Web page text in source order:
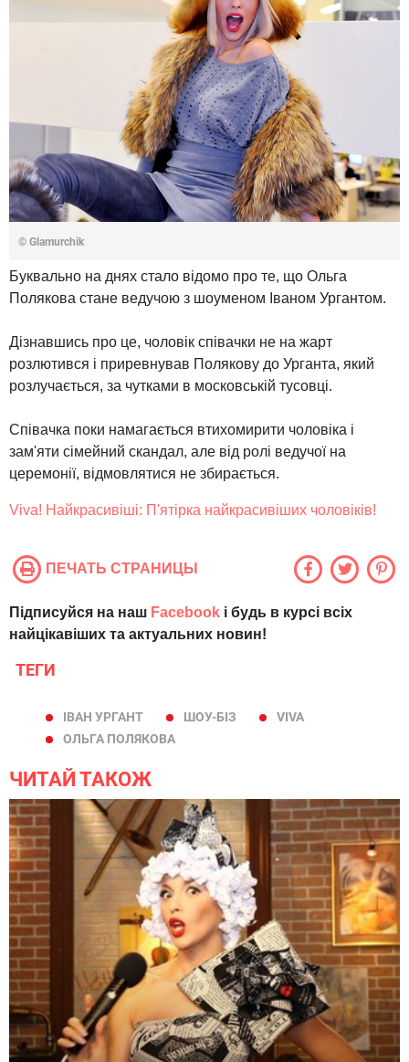
© Glamurchik
Буквально на днях стало відомо про те, що Ольга
Полякова стане ведучою з шоуменом Іваном Ургантом.
Дізнавшись про це, чоловік співачки не на жарт
розлютився і приревнував Полякову до Урганта, який
розлучається, за чутками в московській тусовці.
Співачка поки намагається втихомирити чоловіка і
зам'яти сімейний скандал, але від ролі ведучої на
церемонії, відмовлятися не збирається.
Viva! Найкрасивіші: П'ятірка найкрасивіших чоловіків!
ПЕЧАТЬ СТРАНИЦЫ
Підписуйся на наш Facebook і будь в курсі всіх
найцікавіших та актуальних новин!
ТЕГИ
ІВАН УРГАНТ ШОУ-БІЗ
VIVA
ОЛЬГА ПОЛЯКОВА
ЧИТАЙ ТАКОЖ